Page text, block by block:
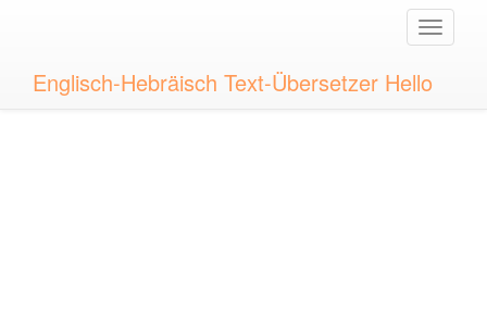
Toggle
Englisch-Hebräisch Text-Übersetzer Hello